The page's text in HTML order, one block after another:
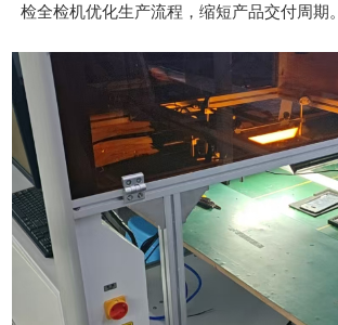
检全检机优化生产流程，缩短产品交付周期。